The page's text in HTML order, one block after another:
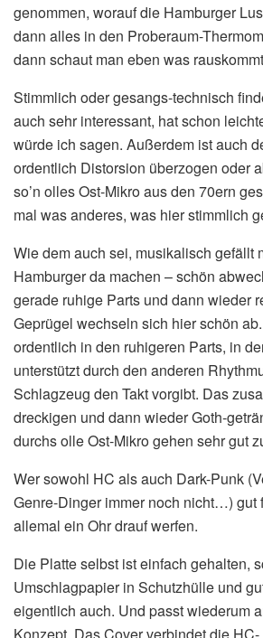
genommen, worauf die Hamburger
dann alles in den Proberaum-
dann schaut man eben was
Stimmlich oder gesangs-technisch
auch sehr interessant, hat schon
würde ich sagen. Außerdem ist auch
ordentlich Distorsion überzogen oder
so’n olles Ost-Mikro aus den 70ern
mal was anderes, was hier stimmlich
Wie dem auch sei, musikalisch gefällt
Hamburger da machen – schön
gerade ruhige Parts und dann wieder
Geprügel wechseln sich hier schön
ordentlich in den ruhigeren Parts, in
unterstützt durch den anderen
Schlagzeug den Takt vorgibt. Das
dreckigen und dann wieder Goth-
durchs olle Ost-Mikro gehen sehr gut
Wer sowohl HC als auch Dark-Punk
Genre-Dinger immer noch nicht…) gut
allemal ein Ohr drauf werfen.
Die Platte selbst ist einfach gehalten,
Umschlagpapier in Schutzhülle und
eigentlich auch. Und passt wiederum
Konzept. Das Cover verbindet die